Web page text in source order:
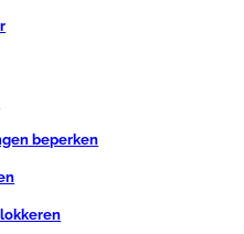
beperken